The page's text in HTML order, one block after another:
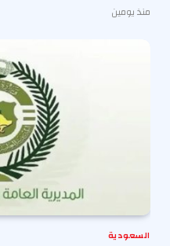
منذ يومين
السعودية